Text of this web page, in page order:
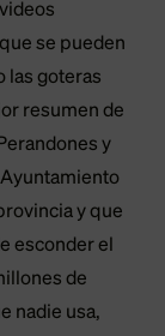
se pueden
las goteras
resumen de
y
y que
esconder el
de
nadie usa,